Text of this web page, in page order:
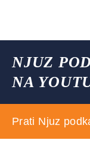
NJUZ
NA
Prati Njuz